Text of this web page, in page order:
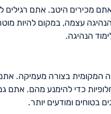
מכירים היטב. אתם רגילים
עצמה, במקום להיות
הנהיגה.
המקומית בצורה מעמיקה.
כדי להימנע מהם. אתם
בטוחים ומודעים יותר.